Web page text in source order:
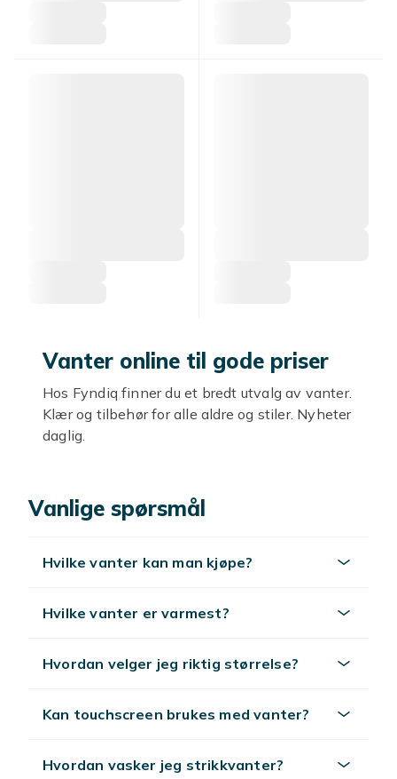
Vanter online til gode priser
Hos Fyndiq finner du et bredt utvalg av vanter.
Klær og tilbehør for alle aldre og stiler. Nyheter
daglig.
Trendy og klassisk, fra hverdag til fest. Velg
etter stil og budsjett.
Utforsk mer
Vanlige spørsmål
Hvilke vanter kan man kjøpe?
Hvilke vanter er varmest?
Hvordan velger jeg riktig størrelse?
Kan touchscreen brukes med vanter?
Hvordan vasker jeg strikkvanter?